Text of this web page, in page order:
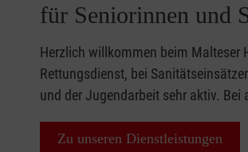
für Seniorinnen und
Herzlich willkommen beim Malteser
Rettungsdienst, bei
und der Jugendarbeit sehr aktiv.
Zu unseren Dienstleistungen